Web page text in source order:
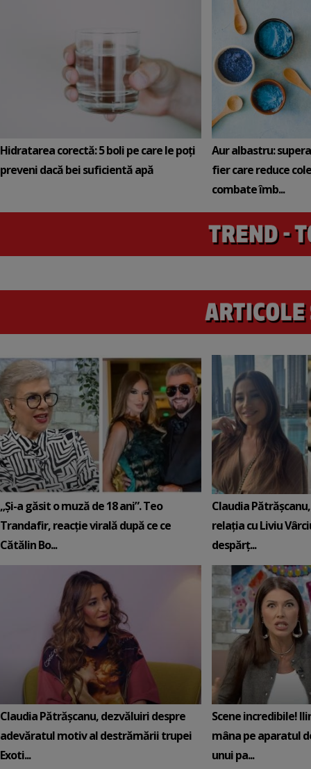
Hidratarea corectă: 5 boli pe care le poți
preveni dacă bei suficientă apă
Aur albastru:
fier care reduce
combate îmb...
„Și-a găsit o muză de 18 ani”. Teo
Trandafir, reacție virală după ce ce
Cătălin Bo...
Claudia
relația cu Liviu
despărț...
Claudia Pătrășcanu, dezvăluiri despre
adevăratul motiv al destrămării trupei
Exoti...
Scene incredibile!
mâna pe aparatul
unui pa...